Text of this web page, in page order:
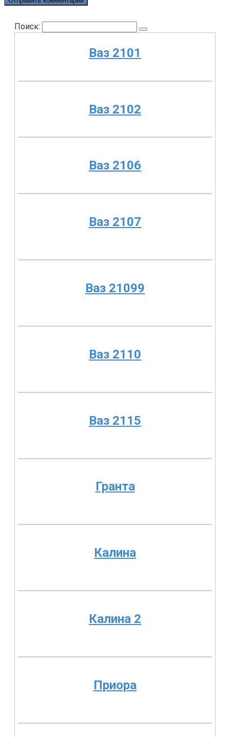
Поиск:
Ваз 2101
Ваз 2102
Ваз 2106
Ваз 2107
Ваз 21099
Ваз 2110
Ваз 2115
Гранта
Калина
Калина 2
Приора